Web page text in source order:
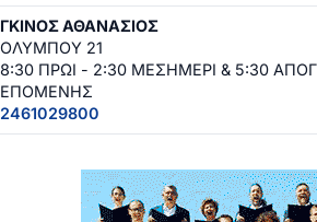
ΓΚΙΝΟΣ ΑΘΑΝΑΣΙΟΣ
ΟΛΥΜΠΟΥ 21
8:30 ΠΡΩΙ - 2:30 ΜΕΣΗΜΕΡΙ & 5:30
ΕΠΟΜΕΝΗΣ
2461029800